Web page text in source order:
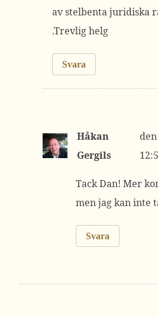
av stelbenta juridiska
.Trevlig helg
Svara
Håkan
Gergils
Tack Dan! Mer
men jag kan inte
Svara